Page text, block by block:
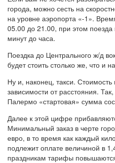
города, можно сесть на
на уровне аэропорта «-1».
05.00 до 21.00, при этом
минут до часа.
Поездка до Центрального ж/д
будет стоить столько же, что и
Ну и, наконец, такси. Стоимость
зависимости от расстояния.
Палермо «стартовая» сумма
Далее к этой цифре
Минимальный заказ в черте
евро, в то время как каждый
подлежит оплате величиной в
праздникам тарифы